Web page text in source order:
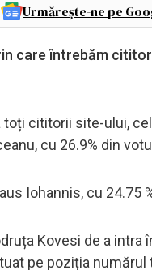
Urmărește-ne pe
care întrebăm
cititorii site-ului,
cu 26.9% din
Iohannis, cu 24.75
Kovesi de a intra
pe poziția